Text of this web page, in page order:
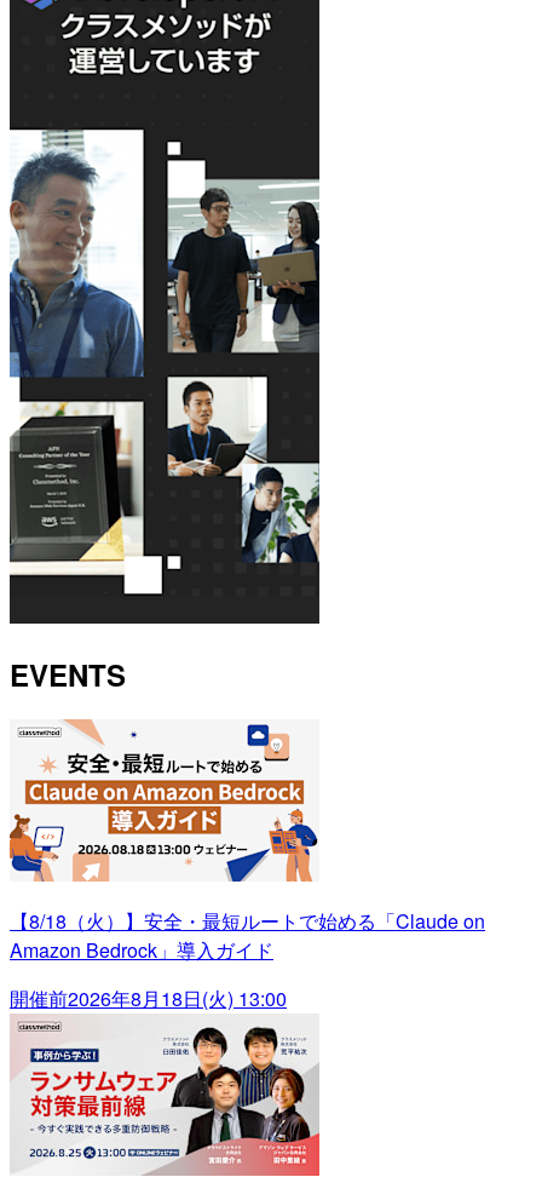
EVENTS
【8/18（火）】安全・最短ルートで始める「Claude on
Amazon Bedrock」導入ガイド
開催前2026年8月18日(火) 13:00